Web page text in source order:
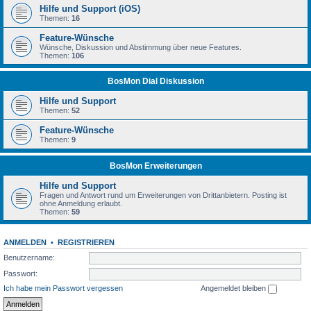
Hilfe und Support (iOS)
Themen: 16
Feature-Wünsche
Wünsche, Diskussion und Abstimmung über neue Features.
Themen: 106
BosMon Dial Diskussion
Hilfe und Support
Themen: 52
Feature-Wünsche
Themen: 9
BosMon Erweiterungen
Hilfe und Support
Fragen und Antwort rund um Erweiterungen von Drittanbietern. Posting ist
ohne Anmeldung erlaubt.
Themen: 59
ANMELDEN • REGISTRIEREN
Benutzername:
Passwort:
Ich habe mein Passwort vergessen
Angemeldet bleiben